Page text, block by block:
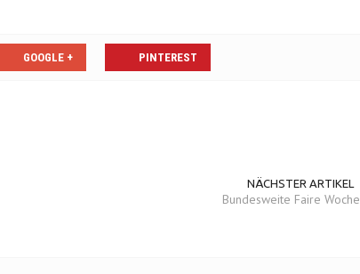
GOOGLE + PINTEREST
NÄCHSTER ARTIKEL
Bundesweite Faire Woche